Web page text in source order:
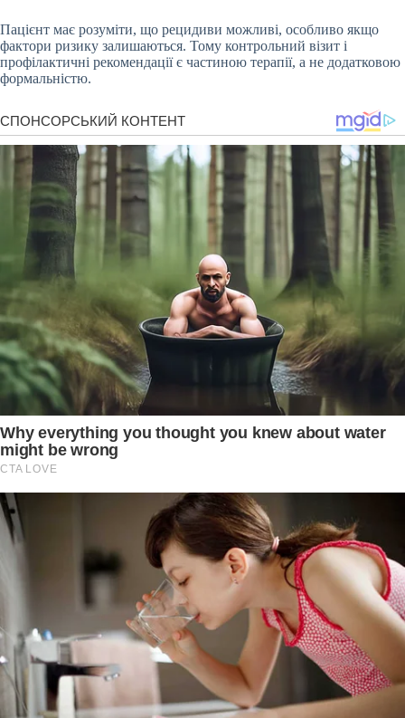
Пацієнт має розуміти, що рецидиви можливі, особливо якщо
фактори ризику залишаються. Тому контрольний візит і
профілактичні рекомендації є частиною терапії, а не додатковою
формальністю.